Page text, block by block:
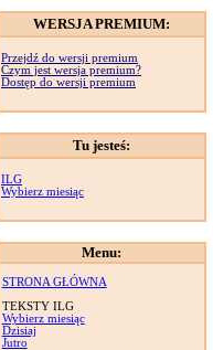
WERSJA PREMIUM:
Przejdź do wersji premium
Czym jest wersja premium?
Dostęp do wersji premium
Tu jesteś:
ILG
Wybierz miesiąc
Menu:
STRONA GŁÓWNA
TEKSTY ILG
Wybierz miesiąc
Dzisiaj
Jutro